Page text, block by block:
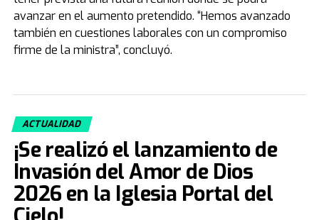
avanzar en el aumento pretendido. “Hemos avanzado
también en cuestiones laborales con un compromiso
firme de la ministra”, concluyó.
ACTUALIDAD
¡Se realizó el lanzamiento de
Invasión del Amor de Dios
2026 en la Iglesia Portal del